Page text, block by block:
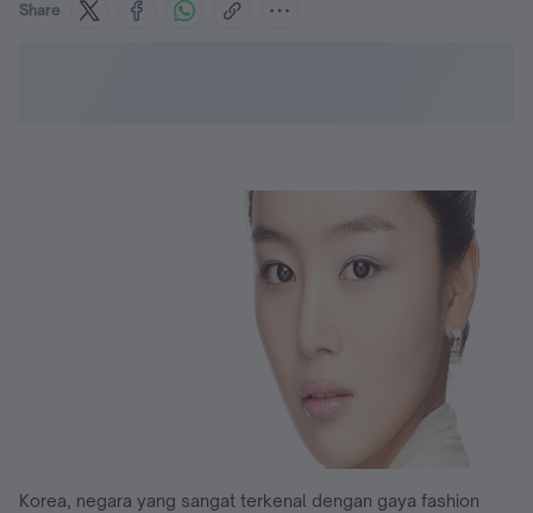
Share
Korea, negara yang sangat terkenal dengan gaya fashion